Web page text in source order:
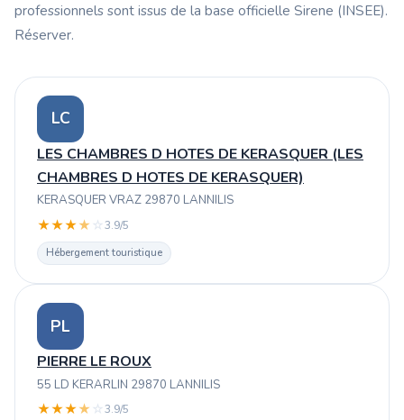
professionnels sont issus de la base officielle Sirene (INSEE).
Réserver.
LC
LES CHAMBRES D HOTES DE KERASQUER (LES
CHAMBRES D HOTES DE KERASQUER)
KERASQUER VRAZ 29870 LANNILIS
★★★★ ☆3.9/5
Hébergement touristique
PL
PIERRE LE ROUX
55 LD KERARLIN 29870 LANNILIS
★★★★ ☆3.9/5